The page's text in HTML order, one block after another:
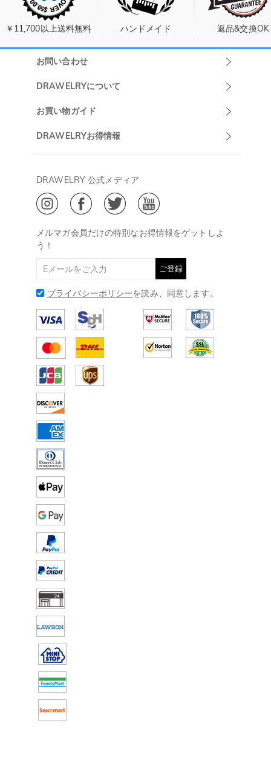
￥11,700以上送料無料 ハンドメイド 返品&交換OK
お問い合わせ
DRAWELRYについて
DRAWELRYについて
ご利用規約
ご特定商取引法に基づく表示
お買い物ガイド
発送について
ジュエリーお手入れ
Drawelry Blog
DRAWELRYお得情報
会員・ポイントについて
メルマガ会員だけの特別なお得情報をゲットしよ
う！
ご登録
プライバシーポリシーを読み、同意します。
DRAWELRY 公式メディア